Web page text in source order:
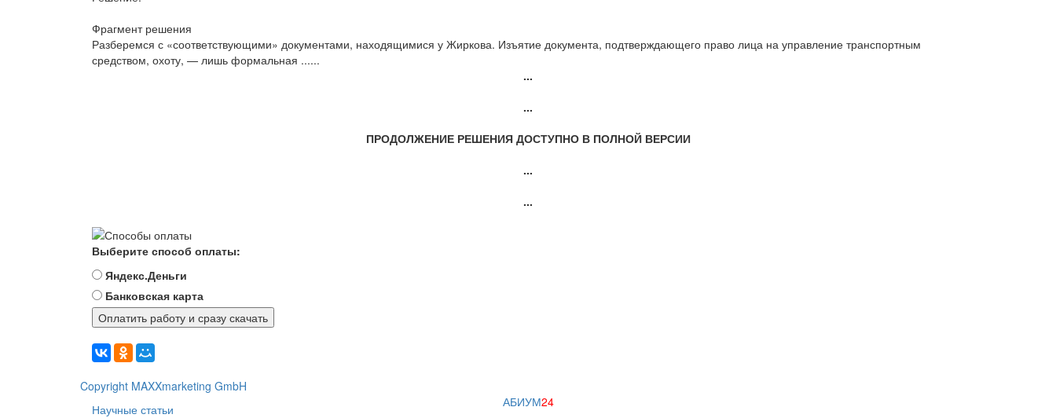
Фрагмент решения
Разберемся с «соответствующими» документами, находящимися у Жиркова. Изъятие документа, подтверждающего право лица на управление транспортным
средством, охоту, — лишь формальная ......
...
...
ПРОДОЛЖЕНИЕ РЕШЕНИЯ ДОСТУПНО В ПОЛНОЙ ВЕРСИИ
...
...
Выберите способ оплаты:
Яндекс.Деньги
Банковская карта
Copyright MAXXmarketing GmbH
Научные статьи
АБИУМ24